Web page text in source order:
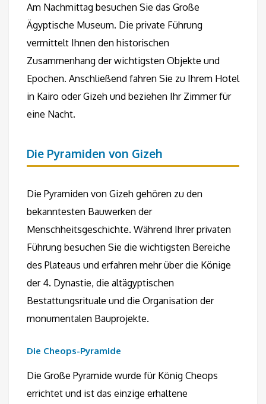
Am Nachmittag besuchen Sie das Große
Ägyptische Museum. Die private Führung
vermittelt Ihnen den historischen
Zusammenhang der wichtigsten Objekte und
Epochen. Anschließend fahren Sie zu Ihrem Hotel
in Kairo oder Gizeh und beziehen Ihr Zimmer für
eine Nacht.
Die Pyramiden von Gizeh
Die Pyramiden von Gizeh gehören zu den
bekanntesten Bauwerken der
Menschheitsgeschichte. Während Ihrer privaten
Führung besuchen Sie die wichtigsten Bereiche
des Plateaus und erfahren mehr über die Könige
der 4. Dynastie, die altägyptischen
Bestattungsrituale und die Organisation der
monumentalen Bauprojekte.
Die Cheops-Pyramide
Die Große Pyramide wurde für König Cheops
errichtet und ist das einzige erhaltene